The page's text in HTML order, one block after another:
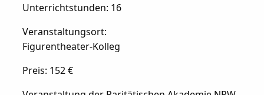
Unterrichtstunden: 16
Veranstaltungsort:
Figurentheater-Kolleg
Preis: 152 €